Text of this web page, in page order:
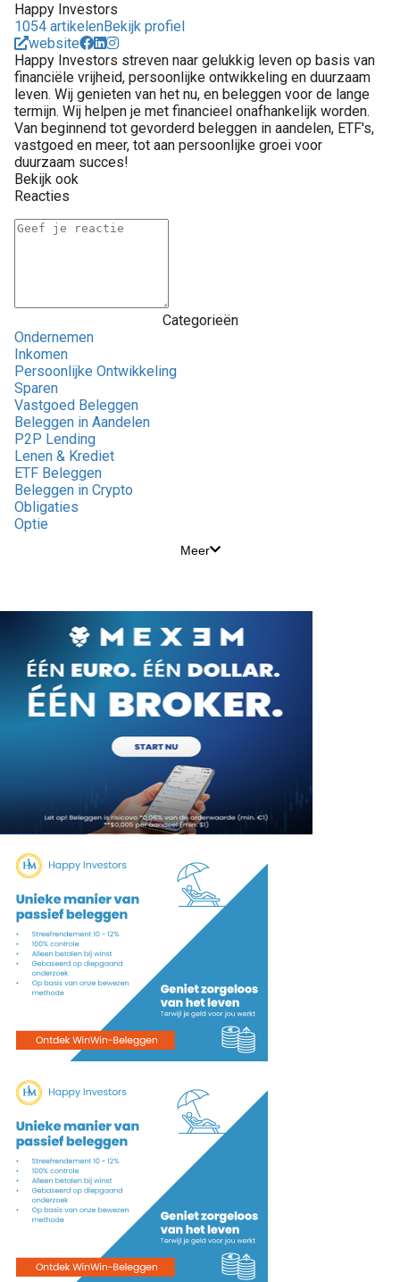
Happy Investors
1054 artikelenBekijk profiel
website
Happy Investors streven naar gelukkig leven op basis van
financiële vrijheid, persoonlijke ontwikkeling en duurzaam
leven. Wij genieten van het nu, en beleggen voor de lange
termijn. Wij helpen je met financieel onafhankelijk worden.
Van beginnend tot gevorderd beleggen in aandelen, ETF's,
vastgoed en meer, tot aan persoonlijke groei voor
duurzaam succes!
Bekijk ook
Reacties
Categorieën
Ondernemen
Inkomen
Persoonlijke Ontwikkeling
Sparen
Vastgoed Beleggen
Beleggen in Aandelen
P2P Lending
Lenen & Krediet
ETF Beleggen
Beleggen in Crypto
Obligaties
Optie
Meer